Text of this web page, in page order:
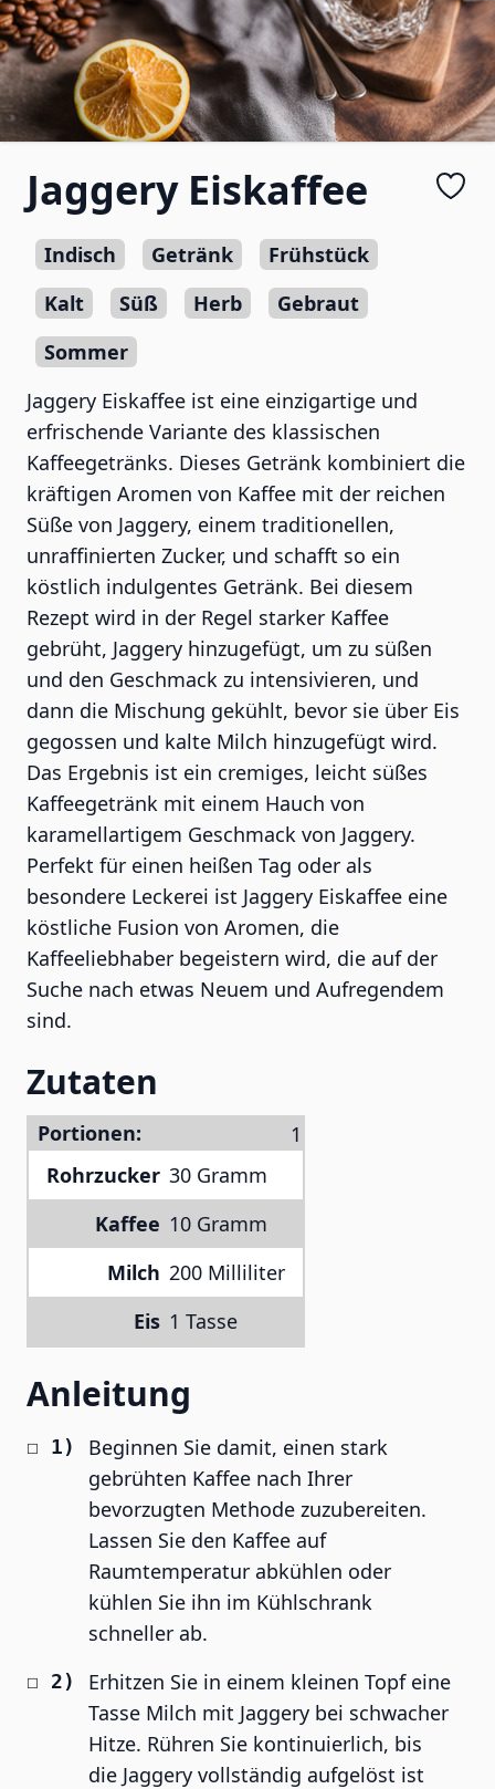
Jaggery Eiskaffee
Indisch Getränk
Frühstück
Kalt
Süß Herb
Gebraut
Sommer
Jaggery Eiskaffee ist eine einzigartige und
erfrischende Variante des klassischen
Kaffeegetränks. Dieses Getränk kombiniert die
kräftigen Aromen von Kaffee mit der reichen
Süße von Jaggery, einem traditionellen,
unraffinierten Zucker, und schafft so ein
köstlich indulgentes Getränk. Bei diesem
Rezept wird in der Regel starker Kaffee
gebrüht, Jaggery hinzugefügt, um zu süßen
und den Geschmack zu intensivieren, und
dann die Mischung gekühlt, bevor sie über Eis
gegossen und kalte Milch hinzugefügt wird.
Das Ergebnis ist ein cremiges, leicht süßes
Kaffeegetränk mit einem Hauch von
karamellartigem Geschmack von Jaggery.
Perfekt für einen heißen Tag oder als
besondere Leckerei ist Jaggery Eiskaffee eine
köstliche Fusion von Aromen, die
Kaffeeliebhaber begeistern wird, die auf der
Suche nach etwas Neuem und Aufregendem
sind.
Zutaten
Portionen:
Rohrzucker 30 Gramm
Kaffee 10 Gramm
Milch 200 Milliliter
Eis 1 Tasse
Anleitung
Beginnen Sie damit, einen stark
gebrühten Kaffee nach Ihrer
bevorzugten Methode zuzubereiten.
Lassen Sie den Kaffee auf
Raumtemperatur abkühlen oder
kühlen Sie ihn im Kühlschrank
schneller ab.
Erhitzen Sie in einem kleinen Topf eine
Tasse Milch mit Jaggery bei schwacher
Hitze. Rühren Sie kontinuierlich, bis
die Jaggery vollständig aufgelöst ist